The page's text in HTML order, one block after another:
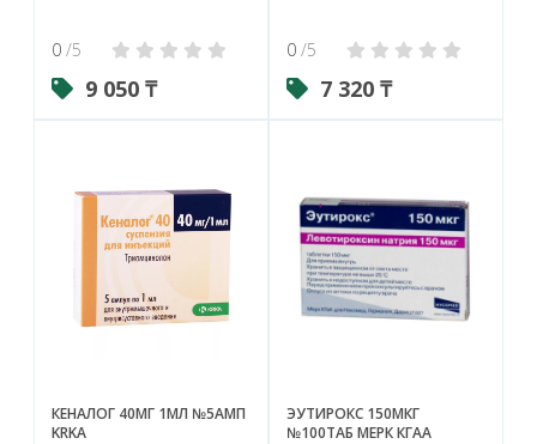
0 /5
9 050 ₸
0 /5
7 320 ₸
КЕНАЛОГ 40МГ 1МЛ №5АМП
KRKA
ЭУТИРОКС 150МКГ
№100ТАБ МЕРК КГАА